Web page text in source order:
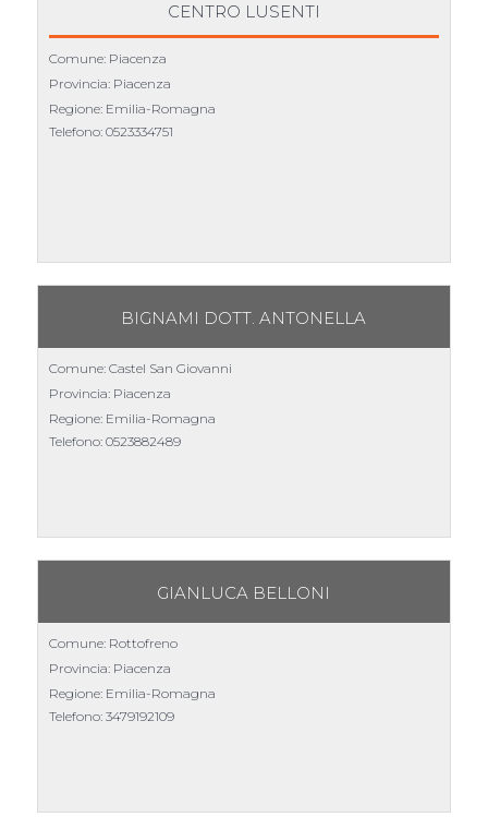
CENTRO LUSENTI
Comune: Piacenza
Provincia: Piacenza
Regione: Emilia-Romagna
Telefono: 0523334751
BIGNAMI DOTT. ANTONELLA
Comune: Castel San Giovanni
Provincia: Piacenza
Regione: Emilia-Romagna
Telefono: 0523882489
GIANLUCA BELLONI
Comune: Rottofreno
Provincia: Piacenza
Regione: Emilia-Romagna
Telefono: 3479192109